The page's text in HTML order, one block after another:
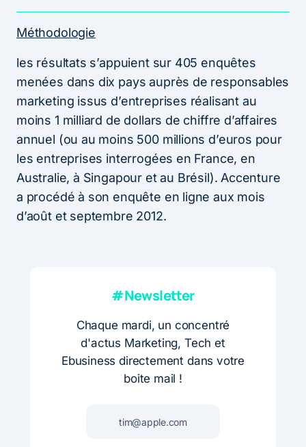
Méthodologie
les résultats s’appuient sur 405 enquêtes
menées dans dix pays auprès de responsables
marketing issus d’entreprises réalisant au
moins 1 milliard de dollars de chiffre d’affaires
annuel (ou au moins 500 millions d’euros pour
les entreprises interrogées en France, en
Australie, à Singapour et au Brésil). Accenture
a procédé à son enquête en ligne aux mois
d’août et septembre 2012.
#Newsletter
Chaque mardi, un concentré
d'actus Marketing, Tech et
Ebusiness directement dans votre
boite mail !